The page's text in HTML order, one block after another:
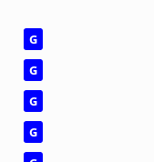
G
G
G
G